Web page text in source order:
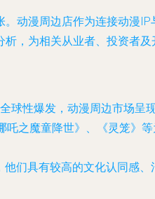
动漫周边店作为连接动漫
，为相关从业者、投资者及
球性爆发，动漫周边市场
之魔童降世》、《灵笼》
们具有较高的文化认同感